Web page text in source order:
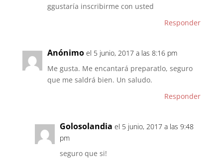
ggustaría inscribirme con usted
Responder
Anónimo el 5 junio, 2017 a las 8:16 pm
Me gusta. Me encantará preparatlo, seguro
que me saldrá bien. Un saludo.
Responder
Golosolandia el 5 junio, 2017 a las 9:48
pm
seguro que si!